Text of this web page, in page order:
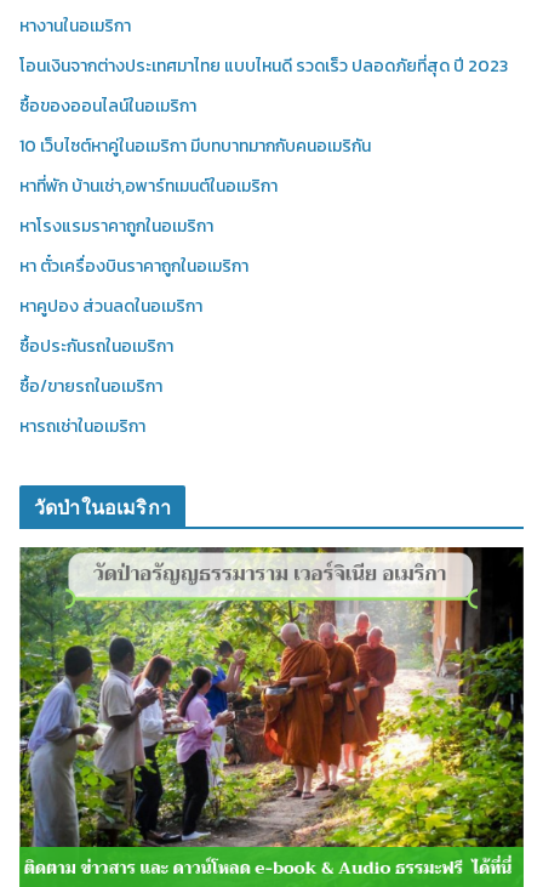
หางานในอเมริกา
โอนเงินจากต่างประเทศมาไทย แบบไหนดี รวดเร็ว ปลอดภัยที่สุด ปี 2023
ซื้อของออนไลน์ในอเมริกา
10 เว็บไซต์หาคู่ในอเมริกา มีบทบาทมากกับคนอเมริกัน
หาที่พัก บ้านเช่า,อพาร์ทเมนต์ในอเมริกา
หาโรงแรมราคาถูกในอเมริกา
หา ตั๋วเครื่องบินราคาถูกในอเมริกา
หาคูปอง ส่วนลดในอเมริกา
ซื้อประกันรถในอเมริกา
ซื้อ/ขายรถในอเมริกา
หารถเช่าในอเมริกา
วัดป่าในอเมริกา